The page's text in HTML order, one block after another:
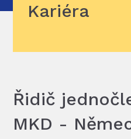
Kariéra
Řidič
MKD -